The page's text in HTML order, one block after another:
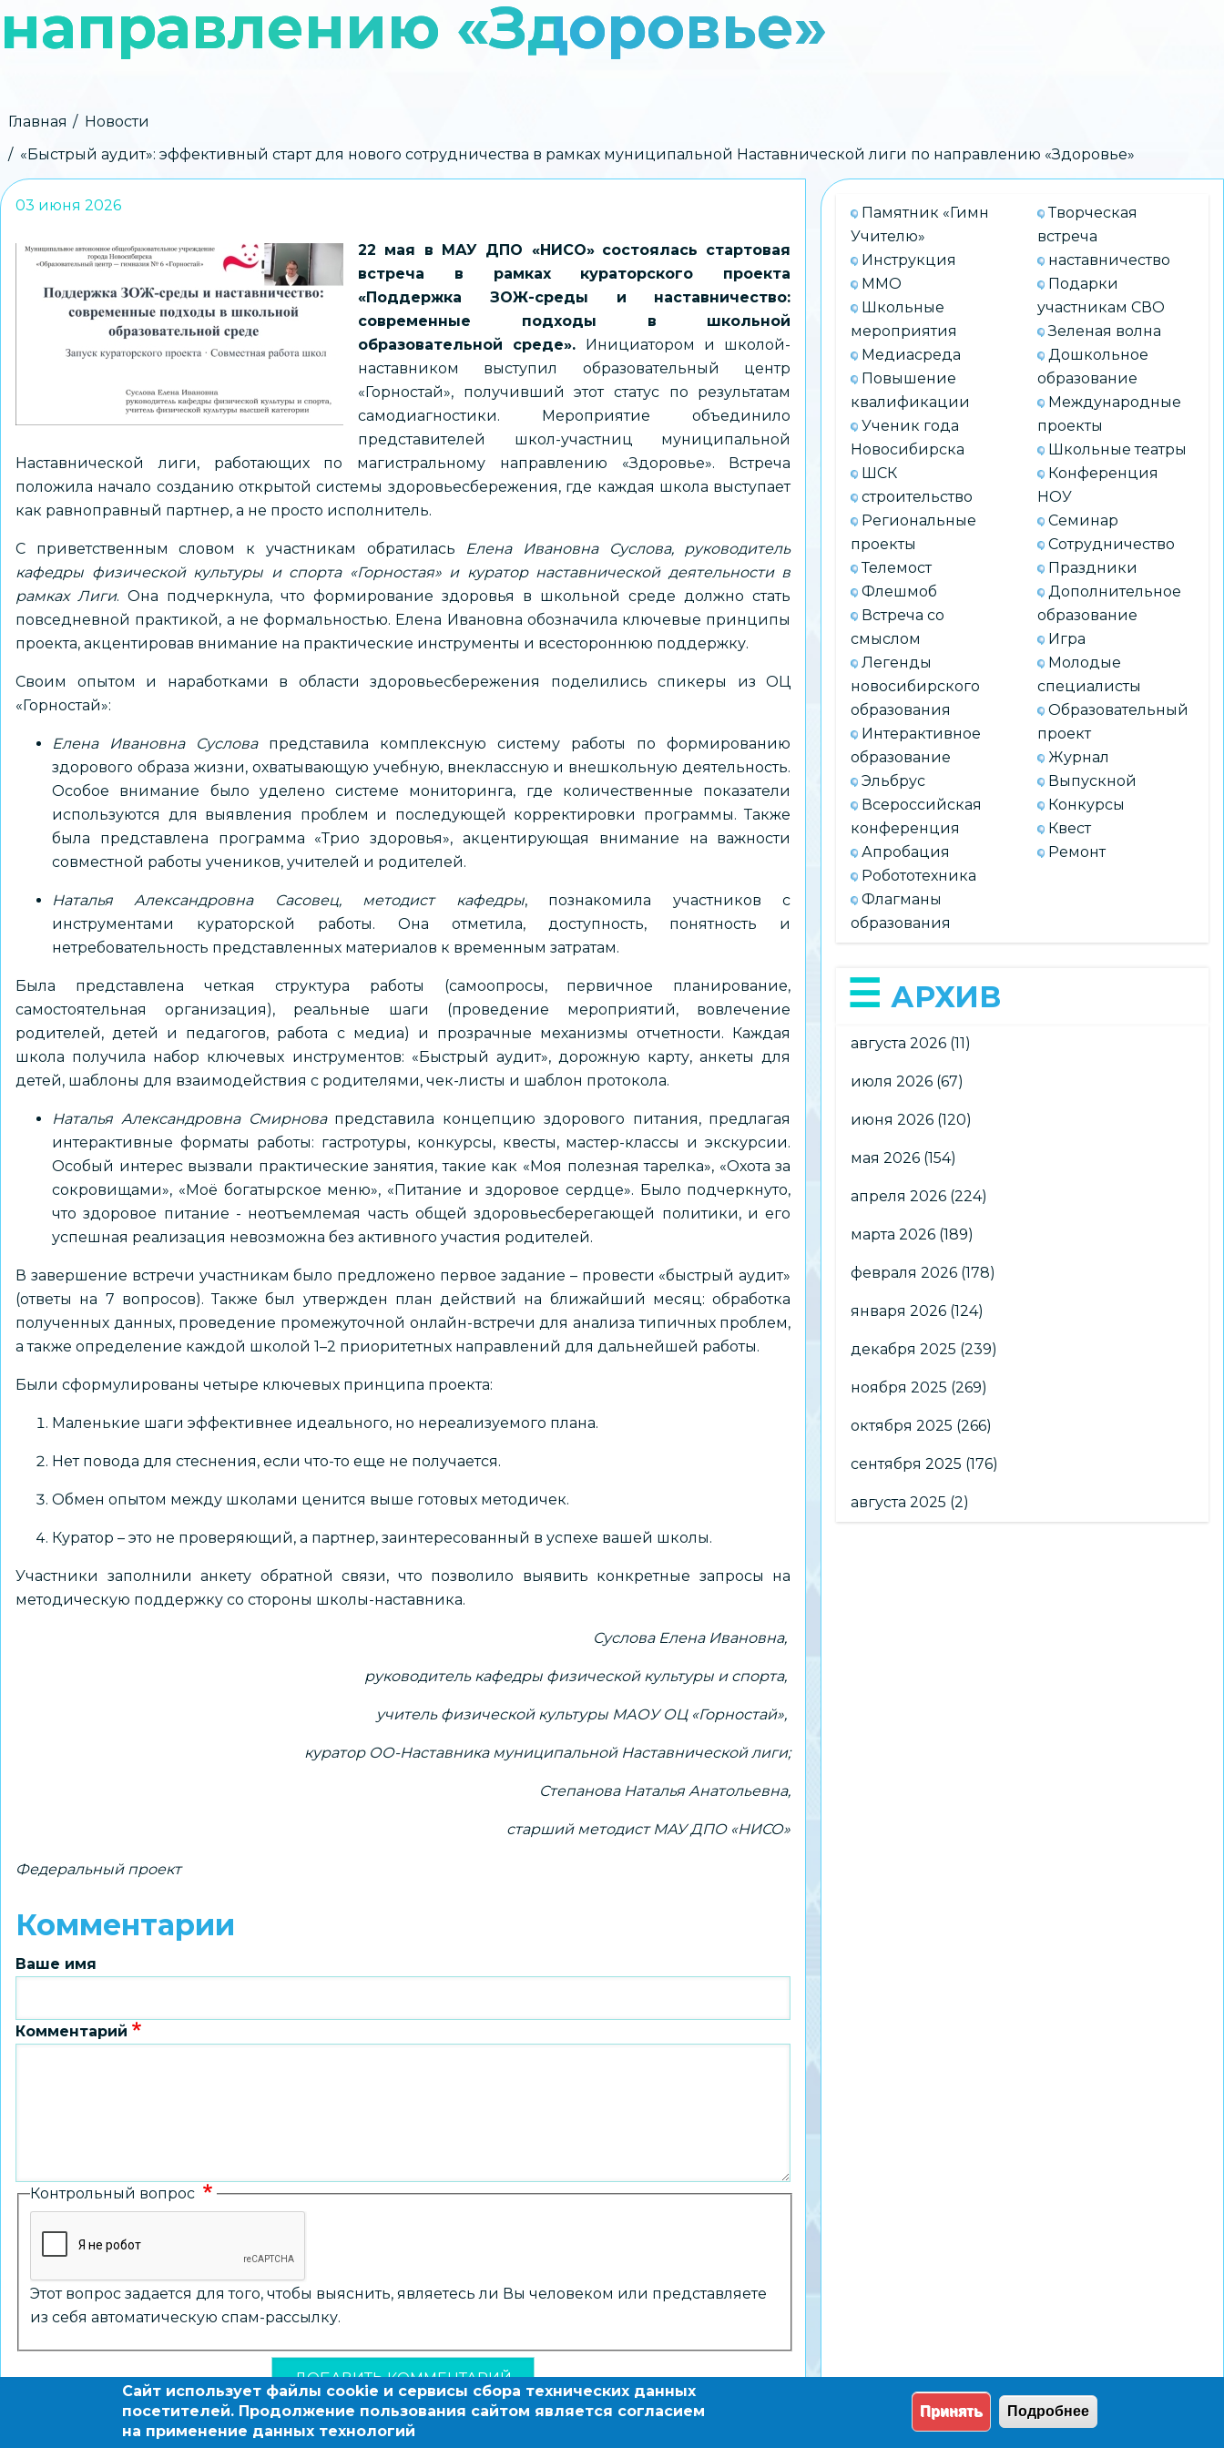
направлению «Здоровье»
Строка
навигации
Главная
Новости
«Быстрый аудит»: эффективный старт для нового сотрудничества в рамках муниципальной Наставнической лиги по направлению «Здоровье»
03 июня 2026
22 мая в МАУ ДПО «НИСО» состоялась стартовая
встреча в рамках кураторского проекта
«Поддержка ЗОЖ-среды и наставничество:
современные подходы в школьной
образовательной среде». Инициатором и школой-
наставником выступил образовательный центр
«Горностай», получивший этот статус по результатам
самодиагностики. Мероприятие объединило
представителей школ-участниц муниципальной
Наставнической лиги, работающих по магистральному направлению «Здоровье». Встреча
положила начало созданию открытой системы здоровьесбережения, где каждая школа выступает
как равноправный партнер, а не просто исполнитель.
С приветственным словом к участникам обратилась Елена Ивановна Суслова, руководитель
кафедры физической культуры и спорта «Горностая» и куратор наставнической деятельности в
рамках Лиги. Она подчеркнула, что формирование здоровья в школьной среде должно стать
повседневной практикой, а не формальностью. Елена Ивановна обозначила ключевые принципы
проекта, акцентировав внимание на практические инструменты и всестороннюю поддержку.
Своим опытом и наработками в области здоровьесбережения поделились спикеры из ОЦ
«Горностай»:
Елена Ивановна Сусловапредставила комплексную систему работы по формированию
здорового образа жизни, охватывающую учебную, внеклассную и внешкольную деятельность.
Особое внимание было уделено системе мониторинга, где количественные показатели
используются для выявления проблем и последующей корректировки программы. Также
была представлена программа «Трио здоровья», акцентирующая внимание на важности
совместной работы учеников, учителей и родителей.
Наталья Александровна Сасовец, методист кафедры, познакомила участников с
инструментами кураторской работы. Она отметила, доступность, понятность и
нетребовательность представленных материалов к временным затратам.
Была представлена четкая структура работы (самоопросы, первичное планирование,
самостоятельная организация), реальные шаги (проведение мероприятий, вовлечение
родителей, детей и педагогов, работа с медиа) и прозрачные механизмы отчетности. Каждая
школа получила набор ключевых инструментов: «Быстрый аудит», дорожную карту, анкеты для
детей, шаблоны для взаимодействия с родителями, чек-листы и шаблон протокола.
Наталья Александровна Смирновапредставила концепцию здорового питания, предлагая
интерактивные форматы работы: гастротуры, конкурсы, квесты, мастер-классы и экскурсии.
Особый интерес вызвали практические занятия, такие как «Моя полезная тарелка», «Охота за
сокровищами», «Моё богатырское меню», «Питание и здоровое сердце». Было подчеркнуто,
что здоровое питание - неотъемлемая часть общей здоровьесберегающей политики, и его
успешная реализация невозможна без активного участия родителей.
В завершение встречи участникам было предложено первое задание – провести «быстрый аудит»
(ответы на 7 вопросов). Также был утвержден план действий на ближайший месяц: обработка
полученных данных, проведение промежуточной онлайн-встречи для анализа типичных проблем,
а также определение каждой школой 1–2 приоритетных направлений для дальнейшей работы.
Были сформулированы четыре ключевых принципа проекта:
Маленькие шаги эффективнее идеального, но нереализуемого плана.
Нет повода для стеснения, если что-то еще не получается.
Обмен опытом между школами ценится выше готовых методичек.
Куратор – это не проверяющий, а партнер, заинтересованный в успехе вашей школы.
Участники заполнили анкету обратной связи, что позволило выявить конкретные запросы на
методическую поддержку со стороны школы-наставника.
Суслова Елена Ивановна,
руководитель кафедры физической культуры и спорта,
учитель физической культуры МАОУ ОЦ «Горностай»,
куратор ОО-Наставника муниципальной Наставнической лиги;
Степанова Наталья Анатольевна,
старший методист МАУ ДПО «НИСО»
Федеральный проект
Комментарии
Ваше имя
Комментарий
Контрольный вопрос
Этот вопрос задается для того, чтобы выяснить, являетесь ли Вы человеком или представляете
из себя автоматическую спам-рассылку.
Памятник «Гимн
Учителю»
Инструкция
ММО
Школьные
мероприятия
Медиасреда
Повышение
квалификации
Ученик года
Новосибирска
ШСК
строительство
Региональные
проекты
Телемост
Флешмоб
Встреча со
смыслом
Легенды
новосибирского
образования
Интерактивное
образование
Эльбрус
Всероссийская
конференция
Апробация
Робототехника
Флагманы
образования
Творческая
встреча
наставничество
Подарки
участникам СВО
Зеленая волна
Дошкольное
образование
Международные
проекты
Школьные театры
Конференция
НОУ
Семинар
Сотрудничество
Праздники
Дополнительное
образование
Игра
Молодые
специалисты
Образовательный
проект
Журнал
Выпускной
Конкурсы
Квест
Ремонт
АРХИВ
августа 2026 (11)
июля 2026 (67)
июня 2026 (120)
мая 2026 (154)
апреля 2026 (224)
марта 2026 (189)
февраля 2026 (178)
января 2026 (124)
декабря 2025 (239)
ноября 2025 (269)
октября 2025 (266)
сентября 2025 (176)
августа 2025 (2)
Сайт использует файлы cookie и сервисы сбора технических данных
посетителей. Продолжение пользования сайтом является согласием
на применение данных технологий
Принять Подробнее